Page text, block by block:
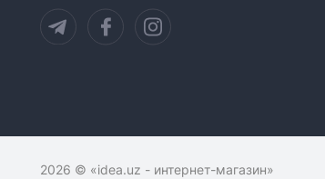
2026 © «idea.uz - интернет-магазин»